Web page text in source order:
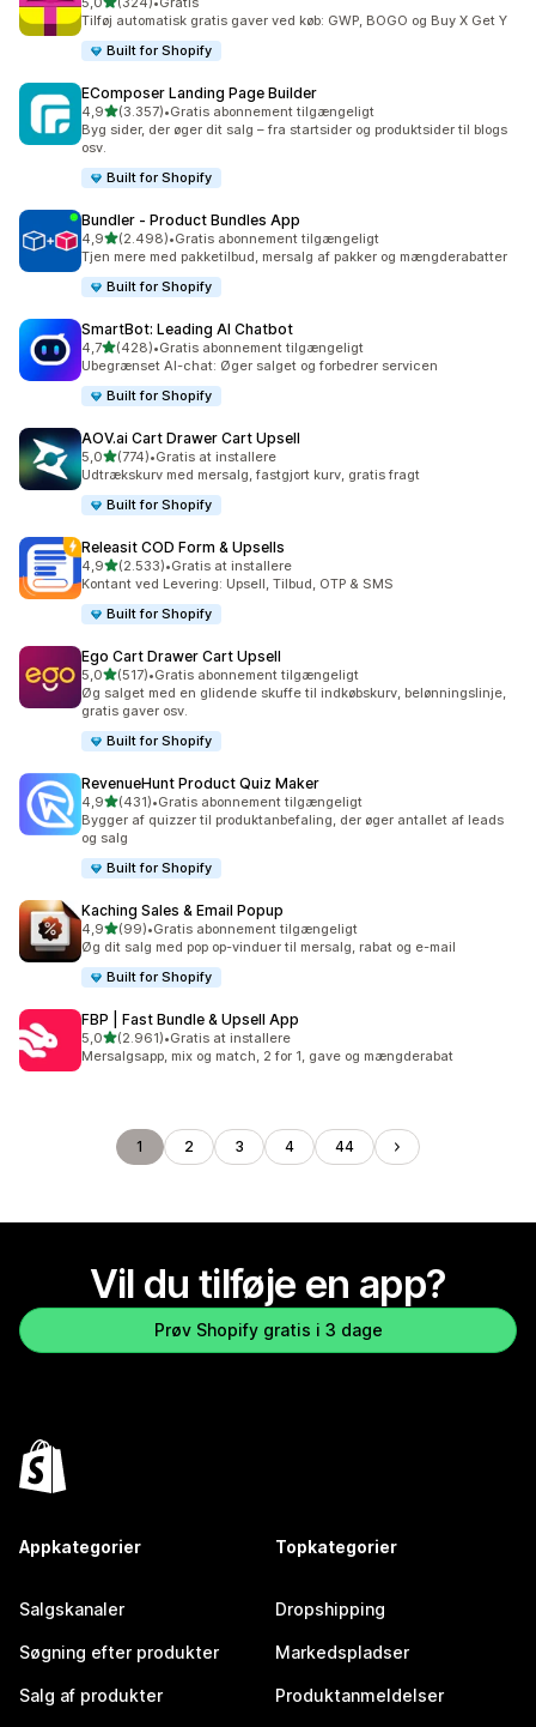
324 anmeldelser i alt
Tilføj automatisk gratis gaver ved køb: GWP, BOGO og Buy X Get Y
Built for Shopify
EComposer Landing Page Builder
4,9ud af 5 stjerner
(3.357)
3357 anmeldelser i alt
•Gratis abonnement tilgængeligt
Byg sider, der øger dit salg – fra startsider og produktsider til blogs
osv.
Built for Shopify
Bundler ‑ Product Bundles App
4,9ud af 5 stjerner
(2.498)
2498 anmeldelser i alt
•Gratis abonnement tilgængeligt
Tjen mere med pakketilbud, mersalg af pakker og mængderabatter
Built for Shopify
SmartBot: Leading AI Chatbot
4,7ud af 5 stjerner
(428)
428 anmeldelser i alt
•Gratis abonnement tilgængeligt
Ubegrænset AI-chat: Øger salget og forbedrer servicen
Built for Shopify
AOV.ai Cart Drawer Cart Upsell
5,0ud af 5 stjerner
(774)
774 anmeldelser i alt
•Gratis at installere
Udtrækskurv med mersalg, fastgjort kurv, gratis fragt
Built for Shopify
Releasit COD Form & Upsells
4,9ud af 5 stjerner
(2.533)
2533 anmeldelser i alt
•Gratis at installere
Kontant ved Levering: Upsell, Tilbud, OTP & SMS
Built for Shopify
Ego Cart Drawer Cart Upsell
5,0ud af 5 stjerner
(517)
517 anmeldelser i alt
•Gratis abonnement tilgængeligt
Øg salget med en glidende skuffe til indkøbskurv, belønningslinje,
gratis gaver osv.
Built for Shopify
RevenueHunt Product Quiz Maker
4,9ud af 5 stjerner
(431)
431 anmeldelser i alt
•Gratis abonnement tilgængeligt
Bygger af quizzer til produktanbefaling, der øger antallet af leads
og salg
Built for Shopify
Kaching Sales & Email Popup
4,9ud af 5 stjerner
(99)
99 anmeldelser i alt
•Gratis abonnement tilgængeligt
Øg dit salg med pop op-vinduer til mersalg, rabat og e-mail
Built for Shopify
FBP | Fast Bundle & Upsell App
5,0ud af 5 stjerner
(2.961)
2961 anmeldelser i alt
•Gratis at installere
Mersalgsapp, mix og match, 2 for 1, gave og mængderabat
1 2 3 4 44
Vil du tilføje en app?
Prøv Shopify gratis i 3 dage
Appkategorier
Salgskanaler
Søgning efter produkter
Salg af produkter
Topkategorier
Dropshipping
Markedspladser
Produktanmeldelser